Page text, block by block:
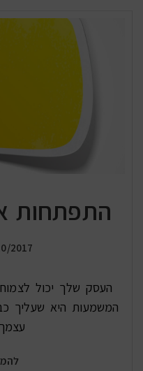
התפתחות
2017
העסק שלך יכול
המשמעות היא שעליך